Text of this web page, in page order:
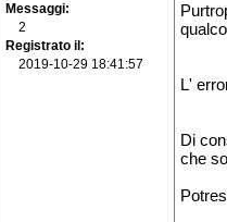
Messaggi
2
Registrato il
2019-10-29 18:41:57
L'
Di
che